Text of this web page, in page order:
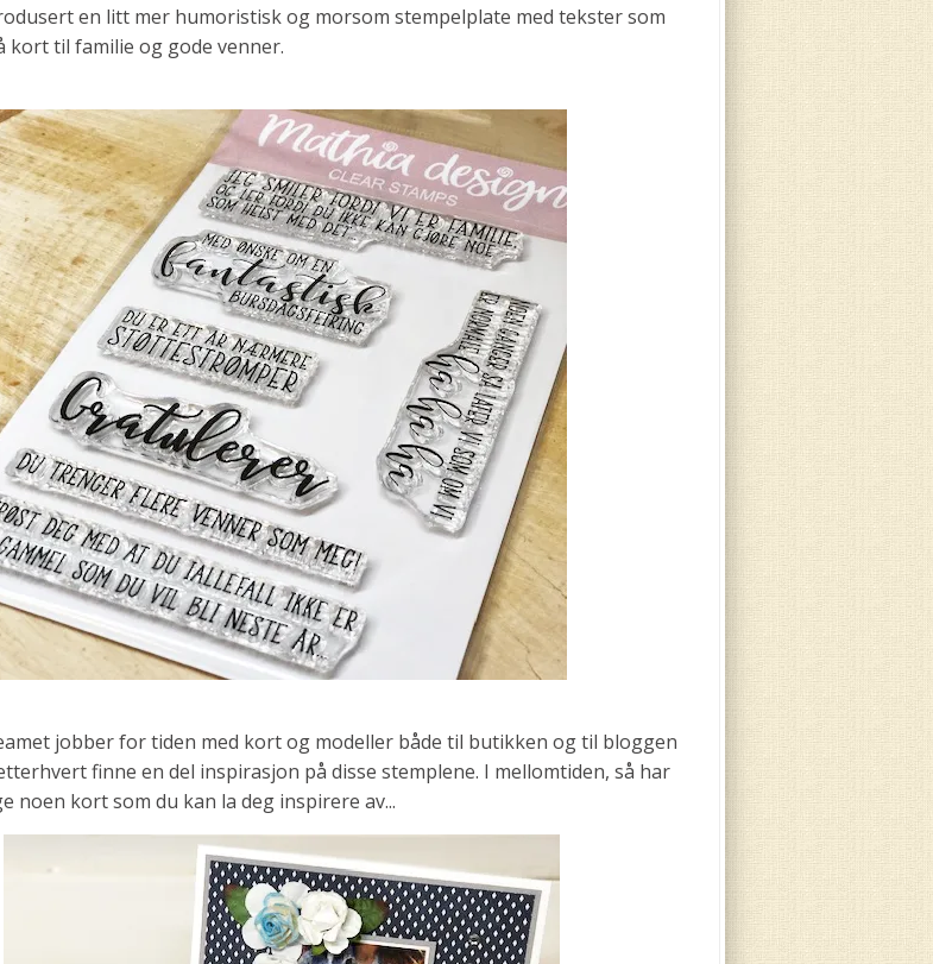
en litt mer humoristisk og morsom stempelplate med tekster som
kort til familie og gode venner.
jobber for tiden med kort og modeller både til butikken og til bloggen
finne en del inspirasjon på disse stemplene. I mellomtiden, så har
noen kort som du kan la deg inspirere av...